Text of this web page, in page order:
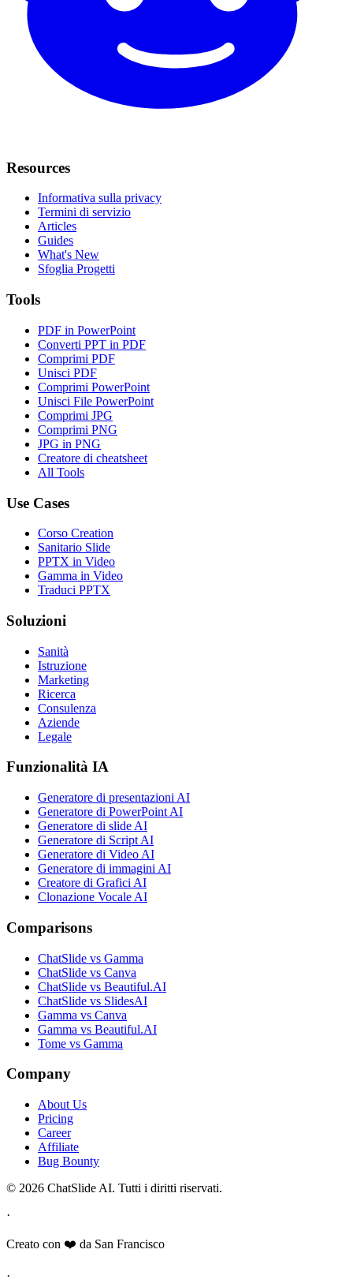
Resources
Informativa sulla privacy
Termini di servizio
Articles
Guides
What's New
Sfoglia Progetti
Tools
PDF in PowerPoint
Converti PPT in PDF
Comprimi PDF
Unisci PDF
Comprimi PowerPoint
Unisci File PowerPoint
Comprimi JPG
Comprimi PNG
JPG in PNG
Creatore di cheatsheet
All Tools
Use Cases
Corso Creation
Sanitario Slide
PPTX in Video
Gamma in Video
Traduci PPTX
Soluzioni
Sanità
Istruzione
Marketing
Ricerca
Consulenza
Aziende
Legale
Funzionalità IA
Generatore di presentazioni AI
Generatore di PowerPoint AI
Generatore di slide AI
Generatore di Script AI
Generatore di Video AI
Generatore di immagini AI
Creatore di Grafici AI
Clonazione Vocale AI
Comparisons
ChatSlide vs Gamma
ChatSlide vs Canva
ChatSlide vs Beautiful.AI
ChatSlide vs SlidesAI
Gamma vs Canva
Gamma vs Beautiful.AI
Tome vs Gamma
Company
About Us
Pricing
Career
Affiliate
Bug Bounty
© 2026 ChatSlide AI. Tutti i diritti riservati.
·
Creato con ❤️ da San Francisco
·